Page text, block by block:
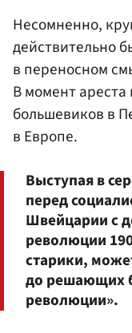
Несомненно,
действительно
в переносном
В момент ареста
большевиков в
в Европе.
Выступая в
перед
Швейцарии с
революции
старики,
до решающих
революции».